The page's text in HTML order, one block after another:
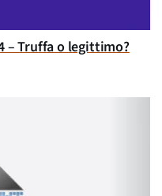
– Truffa o legittimo?